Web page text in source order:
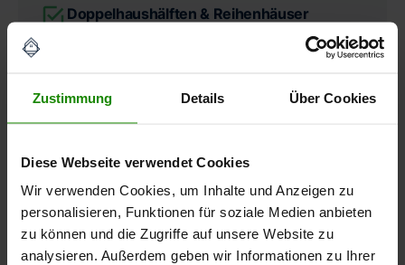
Zustimmung Details Über Cookies
Diese Webseite verwendet Cookies
Wir verwenden Cookies, um Inhalte und Anzeigen zu
personalisieren, Funktionen für soziale Medien anbieten
zu können und die Zugriffe auf unsere Website zu
analysieren. Außerdem geben wir Informationen zu Ihrer
Doppelhaushälften & Reihenhäuser
Mehrfamilienhäuser
Umfang
Restnutzungsdauergutachten